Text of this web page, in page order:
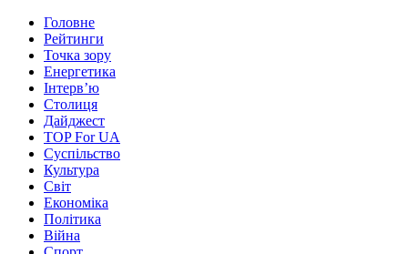
Головне
Рейтинги
Точка зору
Енергетика
Інтерв’ю
Столиця
Дайджест
TOP For UA
Суспiльство
Культура
Світ
Економіка
Політика
Війна